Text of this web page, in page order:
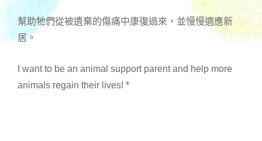
幫助牠們從被遺棄的傷痛中康復過來，並慢慢適應新
居。
I want to be an animal support parent and help more
animals regain their lives! *